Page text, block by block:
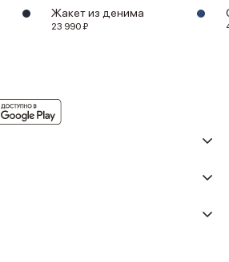
Жакет из денима
23 990 ₽